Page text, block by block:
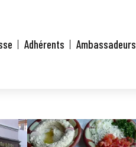
Adhérents Ambassadeurs